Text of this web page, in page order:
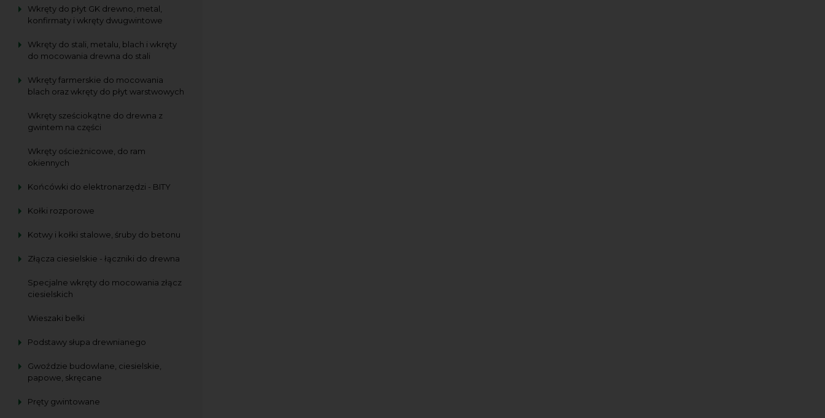
Wkręty do płyt GK drewno, metal,
konfirmaty i wkręty dwugwintowe
Wkręty do stali, metalu, blach i wkręty
do mocowania drewna do stali
Wkręty farmerskie do mocowania
blach oraz wkręty do płyt warstwowych
Wkręty sześciokątne do drewna z
gwintem na części
Wkręty ościeżnicowe, do ram
okiennych
Końcówki do elektronarzędzi - BITY
Kołki rozporowe
Kotwy i kołki stalowe, śruby do betonu
Złącza ciesielskie - łączniki do drewna
Specjalne wkręty do mocowania złącz
ciesielskich
Wieszaki belki
Podstawy słupa drewnianego
Gwoździe budowlane, ciesielskie,
papowe, skręcane
Pręty gwintowane